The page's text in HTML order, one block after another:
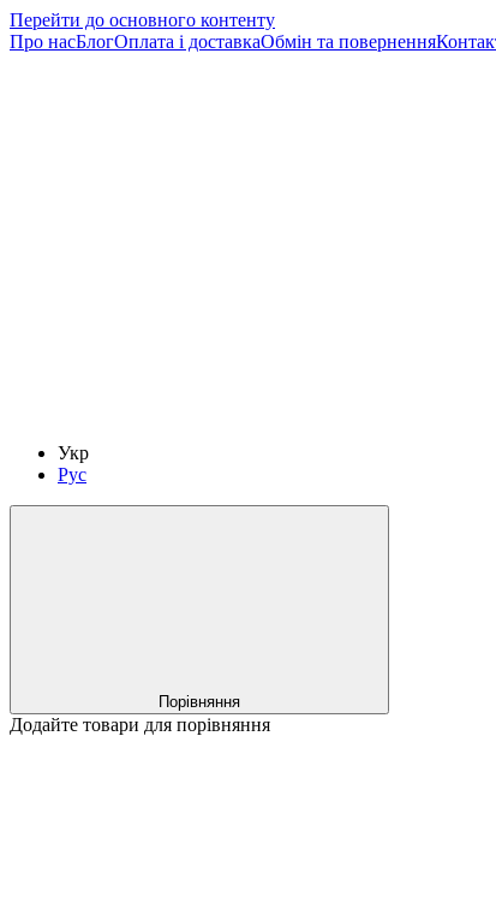
Перейти до основного контенту
Про насБлогОплата і доставкаОбмін та повернення
Укр
Рус
Порівняння
Додайте товари для порівняння